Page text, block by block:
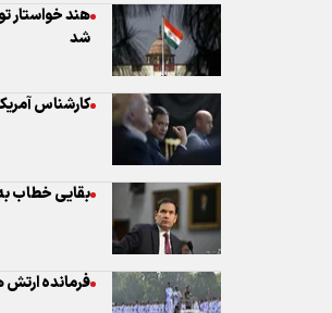
هند خواستار
شد
کارشناس
بقایی خطاب
فرمانده